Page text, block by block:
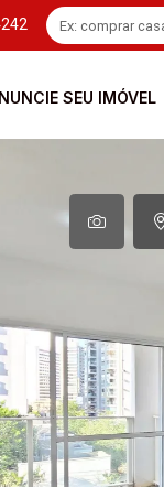
SEU IMÓVEL